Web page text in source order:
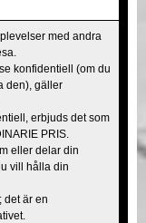
med andra
konfidentiell (om du
den), gäller
erbjuds det som
PRIS.
eller delar din
vill hålla din
det är en